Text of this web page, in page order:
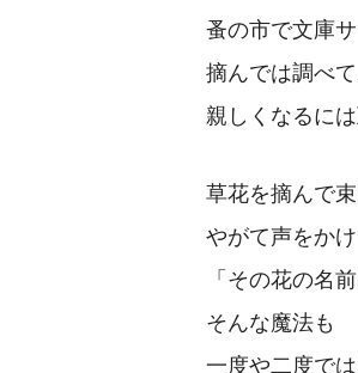
蚤の市で文庫
摘んでは調べ
親しくなるに
草花を摘んで
やがて声をか
「その花の名
そんな魔法も
一度や二度で